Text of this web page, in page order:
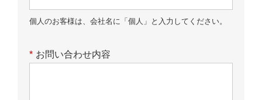
個人のお客様は、会社名に「個人」と入力してください。
* お問い合わせ内容